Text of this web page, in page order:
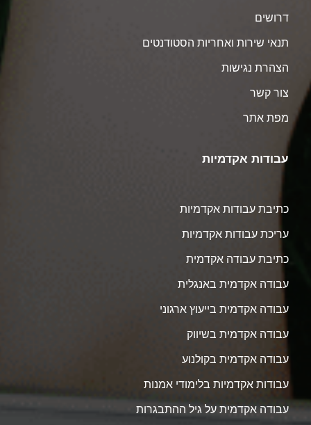
דרושים
תנאי שירות ואחריות הסטודנטים
הצהרת נגישות
צור קשר
מפת אתר
עבודות אקדמיות
כתיבת עבודות אקדמיות
עריכת עבודות אקדמיות
כתיבת עבודה אקדמית
עבודה אקדמית באנגלית
עבודה אקדמית בייעוץ ארגוני
עבודה אקדמית בשיווק
עבודה אקדמית בקולנוע
עבודות אקדמיות בלימודי אמנות
עבודה אקדמית על גיל ההתבגרות